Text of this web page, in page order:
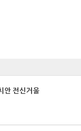
안 전신거울